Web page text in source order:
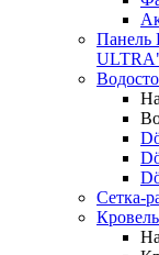
Панель
Сетка-